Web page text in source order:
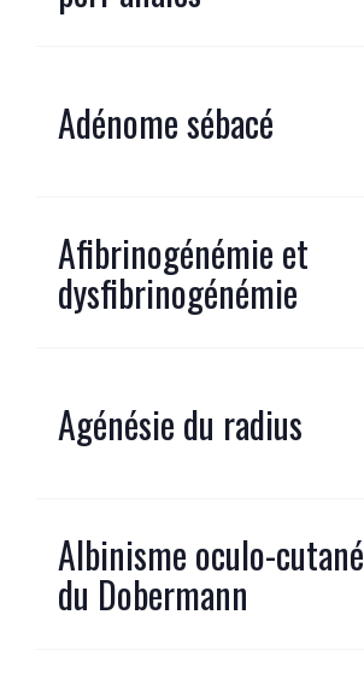
Adénome sébacé
Afibrinogénémie et
dysfibrinogénémie
Agénésie du radius
Albinisme oculo-cutané
du Dobermann